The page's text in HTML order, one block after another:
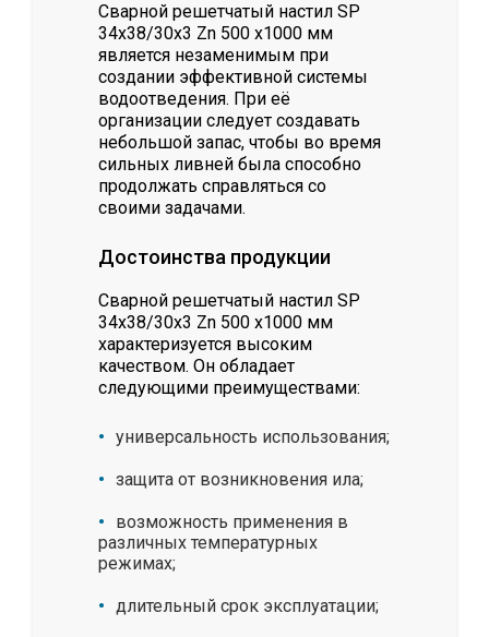
Сварной решетчатый настил SР
34х38/30х3 Zn 500 х1000 мм
является незаменимым при
создании эффективной системы
водоотведения. При её
организации следует создавать
небольшой запас, чтобы во время
сильных ливней была способно
продолжать справляться со
своими задачами.
Достоинства продукции
Сварной решетчатый настил SР
34х38/30х3 Zn 500 х1000 мм
характеризуется высоким
качеством. Он обладает
следующими преимуществами:
универсальность использования;
защита от возникновения ила;
возможность применения в
различных температурных
режимах;
длительный срок эксплуатации;